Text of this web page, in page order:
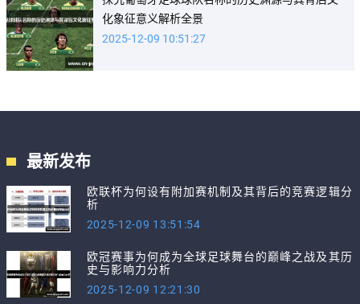
化象征意义解析全景
2025-12-09 10:51:27
最新发布
欧联杯为何设有附加赛机制及其背后的竞赛逻辑分
析
2025-12-09 13:51:54
欧冠赛事为何成为全球足球舞台的巅峰之战及其历
史与影响力分析
2025-12-09 12:21:30